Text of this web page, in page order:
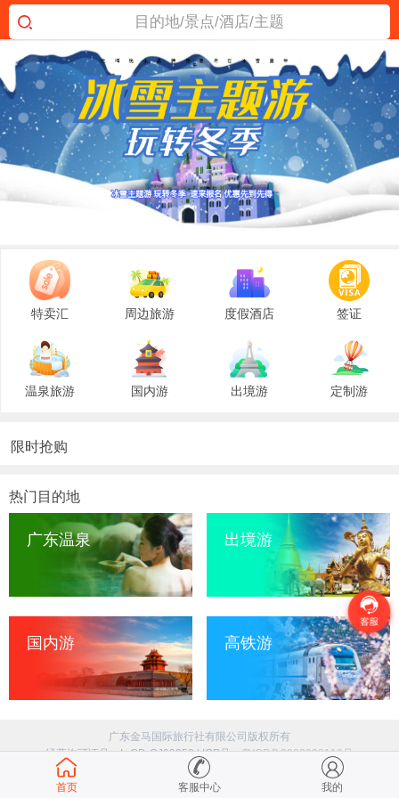
目的地/景点/酒店/主题
特卖汇 周边旅游 度假酒店 签证
温泉旅游 国内游 出境游 定制游
限时抢购
热门目的地
广东温泉 出境游
国内游 高铁游
广东金马国际旅行社有限公司版权所有
经营许可证号：L-GD-CJ00358 | ICP号：粤ICP备2023033110号
首页 客服中心 我的